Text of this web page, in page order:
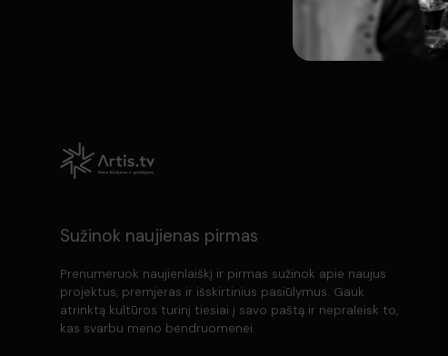
Sužinok naujienas pirmas
Prenumeruok naujienlaiškį ir pirmas sužinok apie naujus
projektus, premjeras ir išskirtinius pasiūlymus. Gauk
atrinktą kultūros turinį tiesiai į savo paštą ir nepraleisk to,
kas svarbu meno bendruomenei.